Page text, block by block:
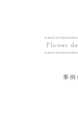
いつも
Flower
事例